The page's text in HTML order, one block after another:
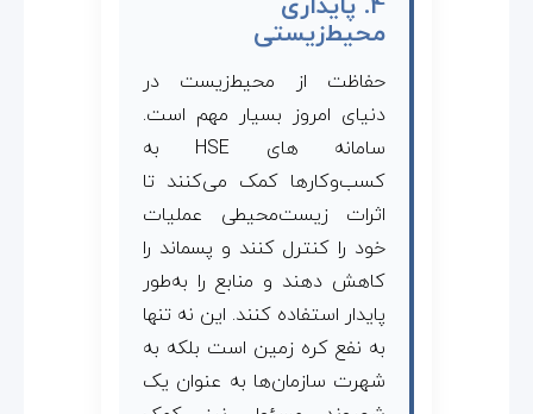
4. پایداری
محیط‌زیستی
حفاظت از محیط‌زیست در
دنیای امروز بسیار مهم است.
سامانه های HSE به
کسب‌وکارها کمک می‌کنند تا
اثرات زیست‌محیطی عملیات
خود را کنترل کنند و پسماند را
کاهش دهند و منابع را به‌طور
پایدار استفاده کنند. این نه تنها
به نفع کره زمین است بلکه به
شهرت سازمان‌ها به عنوان یک